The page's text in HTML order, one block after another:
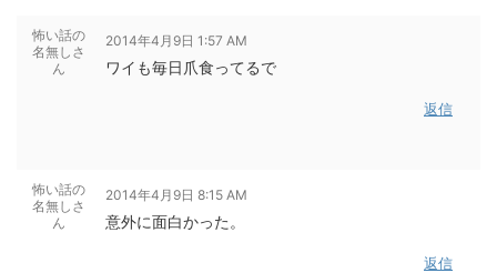
怖い話の
名無しさ
ん
2014年4月9日 1:57 AM
ワイも毎日爪食ってるで
返信
怖い話の
名無しさ
ん
2014年4月9日 8:15 AM
意外に面白かった。
返信